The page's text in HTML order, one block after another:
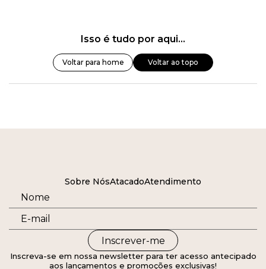
Isso é tudo por aqui...
Voltar para home Voltar ao topo
Sobre NósAtacadoAtendimento
Inscrever-me
Inscreva-se em nossa newsletter para ter acesso antecipado
aos lançamentos e promoções exclusivas!